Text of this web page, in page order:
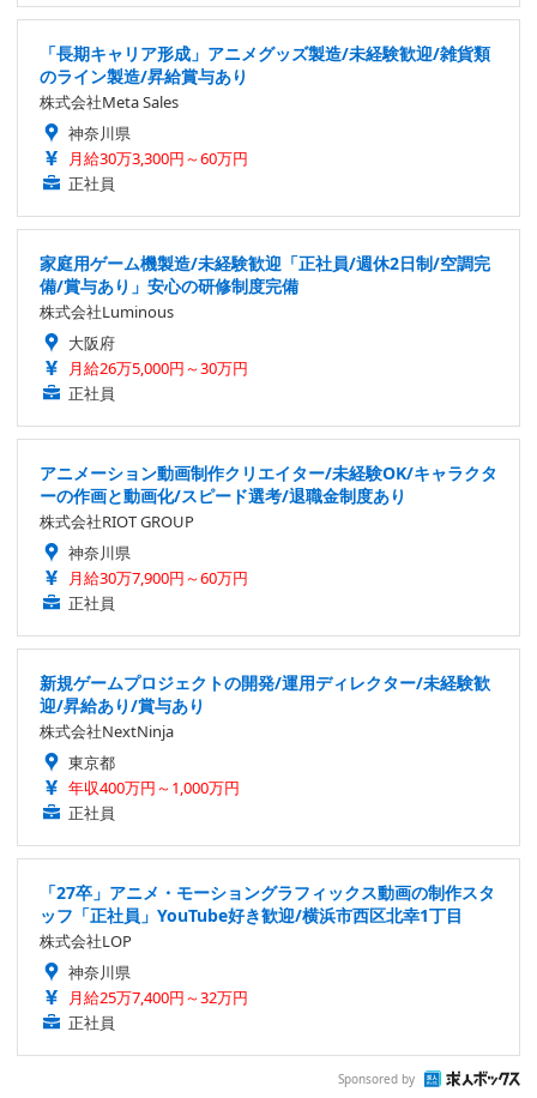
「長期キャリア形成」アニメグッズ製造/未経験歓迎/雑貨類
のライン製造/昇給賞与あり
株式会社Meta Sales
神奈川県
月給30万3,300円～60万円
正社員
家庭用ゲーム機製造/未経験歓迎「正社員/週休2日制/空調完
備/賞与あり」安心の研修制度完備
株式会社Luminous
大阪府
月給26万5,000円～30万円
正社員
アニメーション動画制作クリエイター/未経験OK/キャラクタ
ーの作画と動画化/スピード選考/退職金制度あり
株式会社RIOT GROUP
神奈川県
月給30万7,900円～60万円
正社員
新規ゲームプロジェクトの開発/運用ディレクター/未経験歓
迎/昇給あり/賞与あり
株式会社NextNinja
東京都
年収400万円～1,000万円
正社員
「27卒」アニメ・モーショングラフィックス動画の制作スタ
ッフ「正社員」YouTube好き歓迎/横浜市西区北幸1丁目
株式会社LOP
神奈川県
月給25万7,400円～32万円
正社員
Sponsored by